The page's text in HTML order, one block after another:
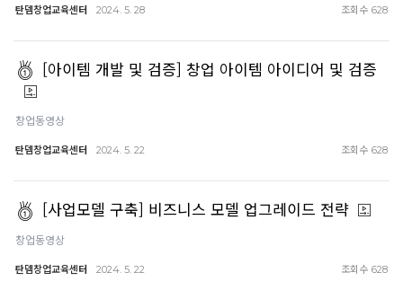
탄뎀창업교육센터 2024. 5. 28 조회수 628
[아이템 개발 및 검증] 창업 아이템 아이디어 및 검증
창업동영상
탄뎀창업교육센터 2024. 5. 22 조회수 628
[사업모델 구축] 비즈니스 모델 업그레이드 전략
창업동영상
탄뎀창업교육센터 2024. 5. 22 조회수 628